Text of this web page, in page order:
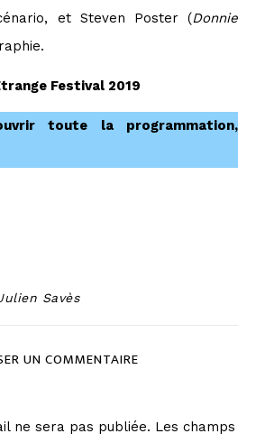
et Steven Poster (Donnie
Festival 2019
toute la programmation,
Savès
UN COMMENTAIRE
ne sera pas publiée. Les champs